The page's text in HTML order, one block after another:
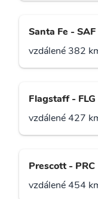
Santa Fe - SAF
vzdálené 382
Flagstaff - FLG
vzdálené 427
Prescott - PRC
vzdálené 454